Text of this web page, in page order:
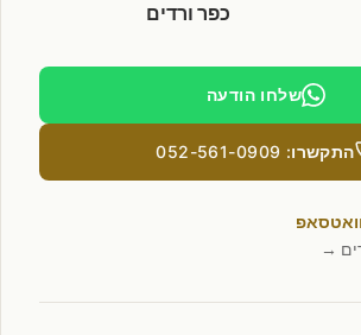
כפר ורדים
שלחו הודעה
התקשרו: 052-561-0909
→